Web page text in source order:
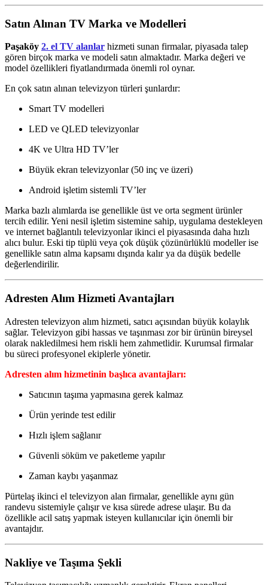
Satın Alınan TV Marka ve Modelleri
Paşaköy 2. el TV alanlar hizmeti sunan firmalar, piyasada talep
gören birçok marka ve modeli satın almaktadır. Marka değeri ve
model özellikleri fiyatlandırmada önemli rol oynar.
En çok satın alınan televizyon türleri şunlardır:
Smart TV modelleri
LED ve QLED televizyonlar
4K ve Ultra HD TV’ler
Büyük ekran televizyonlar (50 inç ve üzeri)
Android işletim sistemli TV’ler
Marka bazlı alımlarda ise genellikle üst ve orta segment ürünler
tercih edilir. Yeni nesil işletim sistemine sahip, uygulama destekleyen
ve internet bağlantılı televizyonlar ikinci el piyasasında daha hızlı
alıcı bulur. Eski tip tüplü veya çok düşük çözünürlüklü modeller ise
genellikle satın alma kapsamı dışında kalır ya da düşük bedelle
değerlendirilir.
Adresten Alım Hizmeti Avantajları
Adresten televizyon alım hizmeti, satıcı açısından büyük kolaylık
sağlar. Televizyon gibi hassas ve taşınması zor bir ürünün bireysel
olarak nakledilmesi hem riskli hem zahmetlidir. Kurumsal firmalar
bu süreci profesyonel ekiplerle yönetir.
Adresten alım hizmetinin başlıca avantajları:
Satıcının taşıma yapmasına gerek kalmaz
Ürün yerinde test edilir
Hızlı işlem sağlanır
Güvenli söküm ve paketleme yapılır
Zaman kaybı yaşanmaz
Pürtelaş ikinci el televizyon alan firmalar, genellikle aynı gün
randevu sistemiyle çalışır ve kısa sürede adrese ulaşır. Bu da
özellikle acil satış yapmak isteyen kullanıcılar için önemli bir
avantajdır.
Nakliye ve Taşıma Şekli